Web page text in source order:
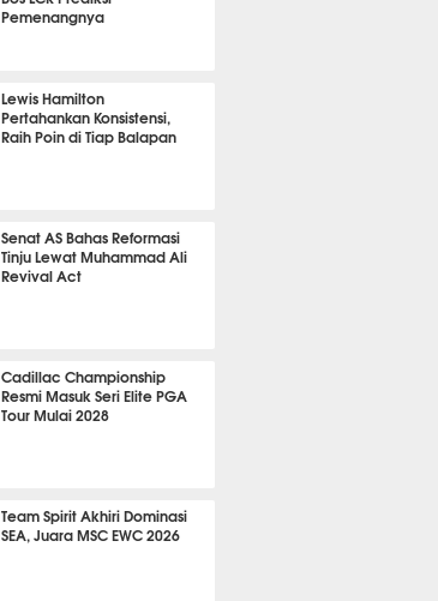
Pemenangnya
Lewis Hamilton
Pertahankan Konsistensi,
Raih Poin di Tiap Balapan
Senat AS Bahas Reformasi
Tinju Lewat Muhammad Ali
Revival Act
Cadillac Championship
Resmi Masuk Seri Elite PGA
Tour Mulai 2028
Team Spirit Akhiri Dominasi
SEA, Juara MSC EWC 2026